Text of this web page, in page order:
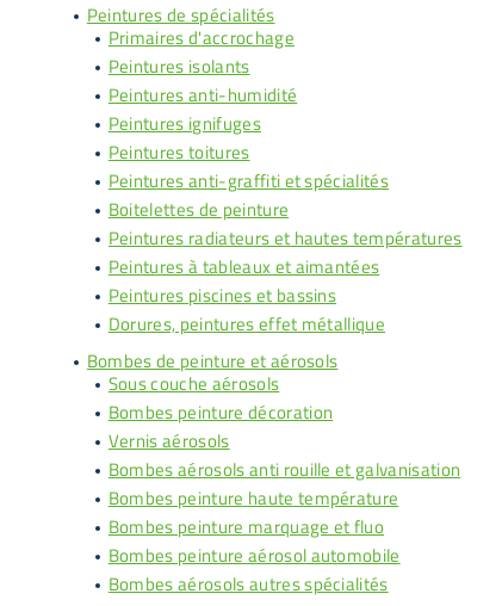
Peintures de spécialités
Primaires d'accrochage
Peintures isolants
Peintures anti-humidité
Peintures ignifuges
Peintures toitures
Peintures anti-graffiti et spécialités
Boitelettes de peinture
Peintures radiateurs et hautes températures
Peintures à tableaux et aimantées
Peintures piscines et bassins
Dorures, peintures effet métallique
Bombes de peinture et aérosols
Sous couche aérosols
Bombes peinture décoration
Vernis aérosols
Bombes aérosols anti rouille et galvanisation
Bombes peinture haute température
Bombes peinture marquage et fluo
Bombes peinture aérosol automobile
Bombes aérosols autres spécialités